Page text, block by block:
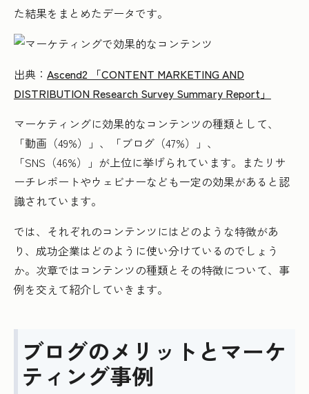
た結果をまとめたデータです。
出典： Ascend2 「CONTENT MARKETING AND
DISTRIBUTION Research Survey Summary Report」
マーケティングに効果的なコンテンツの種類として、
「動画（49%）」、「ブログ（47%）」、
「SNS（46%）」が上位に挙げられています。またリサ
ーチレポートやウェビナーなども一定の効果があると認
識されています。
では、それぞれのコンテンツにはどのような特徴があ
り、成功企業はどのように使い分けているのでしょう
か。次章ではコンテンツの種類とその特徴について、事
例を交えて紹介していきます。
ブログのメリットとマーケ
ティング事例